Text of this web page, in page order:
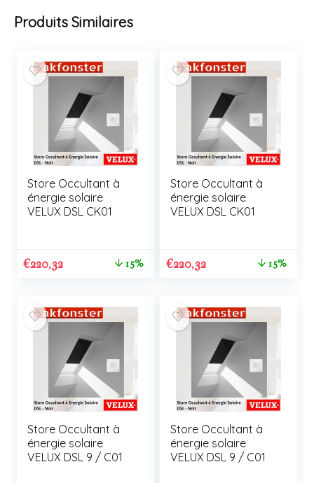
Produits Similaires
Store Occultant à
énergie solaire
VELUX DSL CK01
€220,32 15%
Store Occultant à
énergie solaire
VELUX DSL CK01
€220,32 15%
Store Occultant à
énergie solaire
VELUX DSL 9 / C01
Store Occultant à
énergie solaire
VELUX DSL 9 / C01